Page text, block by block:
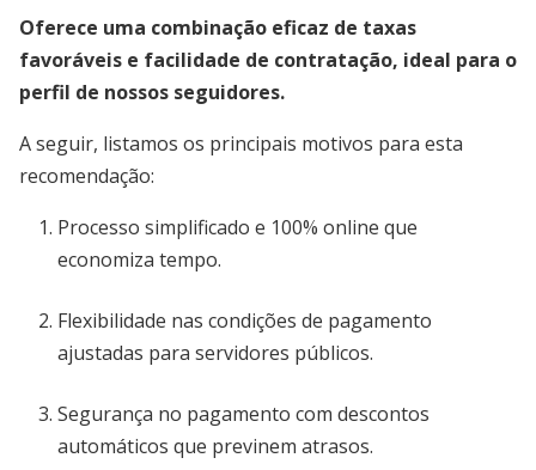
Oferece uma combinação eficaz de taxas
favoráveis e facilidade de contratação, ideal para o
perfil de nossos seguidores.
A seguir, listamos os principais motivos para esta
recomendação:
Processo simplificado e 100% online que
economiza tempo.
Flexibilidade nas condições de pagamento
ajustadas para servidores públicos.
Segurança no pagamento com descontos
automáticos que previnem atrasos.